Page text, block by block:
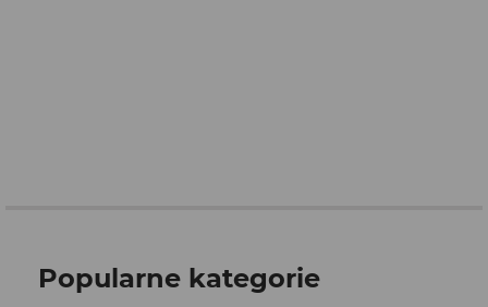
Popularne kategorie